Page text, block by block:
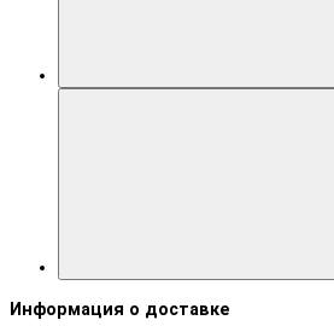
Информация о доставке